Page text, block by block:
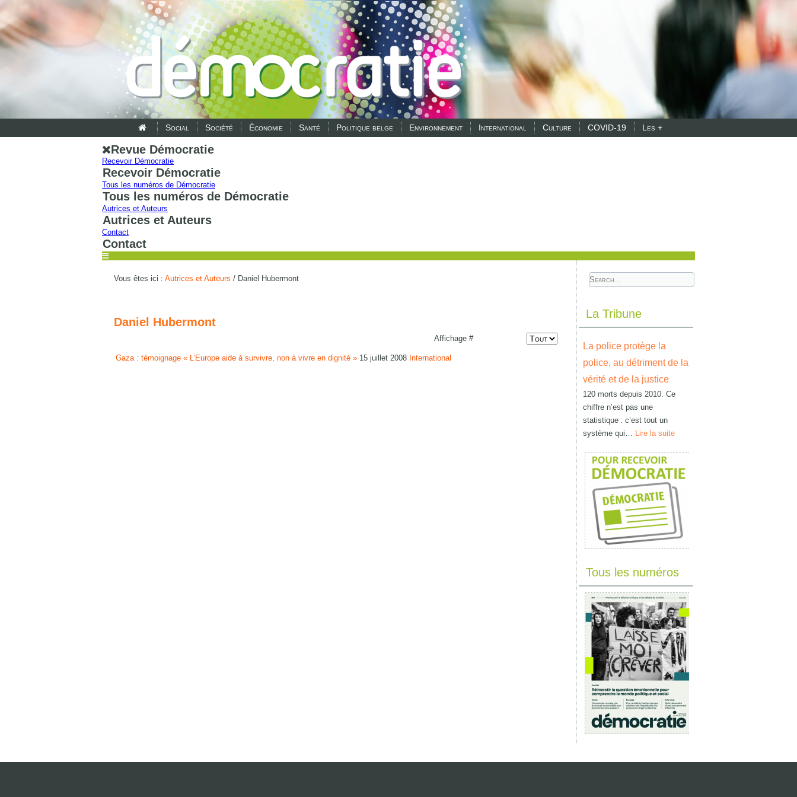
Social Société Économie Santé Politique belge Environnement International Culture COVID-19 Les +
Revue Démocratie
Recevoir Démocratie
Recevoir Démocratie
Tous les numéros de Démocratie
Tous les numéros de Démocratie
Autrices et Auteurs
Autrices et Auteurs
Contact
Contact
Vous êtes ici : Autrices et Auteurs / Daniel Hubermont
Daniel Hubermont
Affichage #
Gaza : témoignage « L’Europe aide à survivre, non à vivre en dignité » 15 juillet 2008 International
La Tribune
La police protège la
police, au détriment de la
vérité et de la justice
120 morts depuis 2010. Ce
chiffre n’est pas une
statistique : c’est tout un
système qui… Lire la suite
Tous les numéros